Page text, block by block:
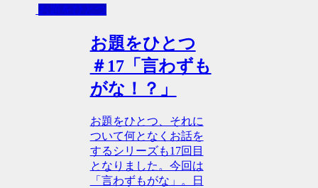
お題をひとつ
お題をひとつ
＃17「言わずも
がな！？」
お題をひとつ、それに
ついて何となくお話を
するシリーズも17回目
となりました。今回は
「言わずもがな」。日